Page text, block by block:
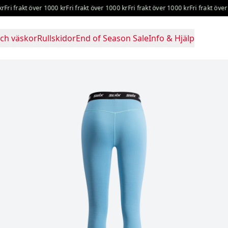
frakt över 1000 krFri frakt över 1000 krFri frakt över 1000 krFri frakt över
väskorRullskidorEnd of Season SaleInfo & Hjälp